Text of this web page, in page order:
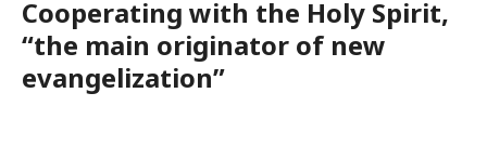
Cooperating with the Holy Spirit,
“the main originator of new
evangelization”